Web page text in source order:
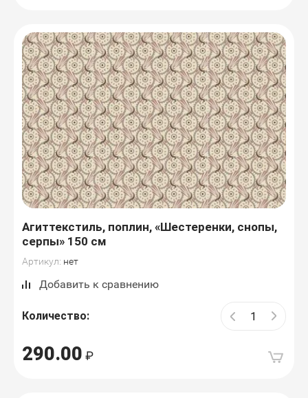
Агиттекстиль, поплин, «Шестеренки, снопы,
серпы» 150 см
Артикул: нет
Добавить к сравнению
Количество:
290.00